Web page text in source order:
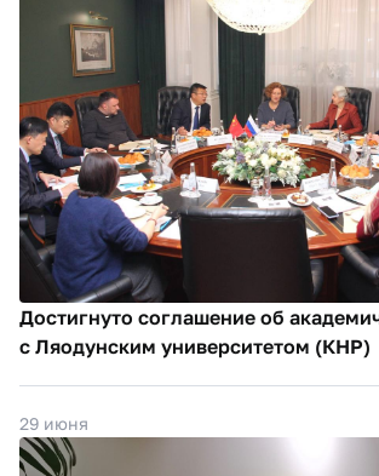
Достигнуто соглашение об
с Ляодунским университетом (КНР)
29 июня